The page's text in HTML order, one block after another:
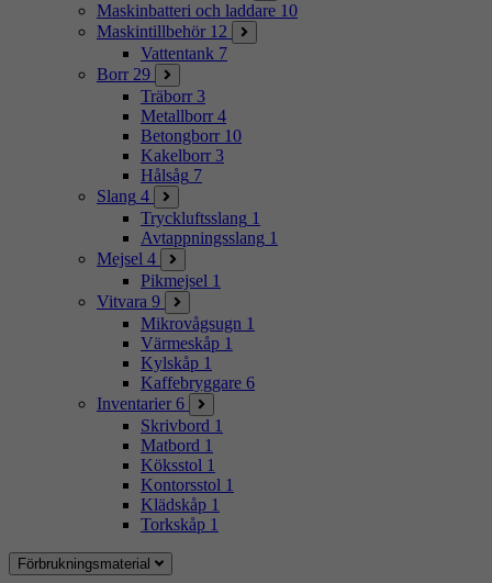
Maskinbatteri och laddare 10
Maskintillbehör 12
Vattentank 7
Borr 29
Träborr 3
Metallborr 4
Betongborr 10
Kakelborr 3
Hålsåg 7
Slang 4
Tryckluftsslang 1
Avtappningsslang 1
Mejsel 4
Pikmejsel 1
Vitvara 9
Mikrovågsugn 1
Värmeskåp 1
Kylskåp 1
Kaffebryggare 6
Inventarier 6
Skrivbord 1
Matbord 1
Köksstol 1
Kontorsstol 1
Klädskåp 1
Torkskåp 1
Förbrukningsmaterial